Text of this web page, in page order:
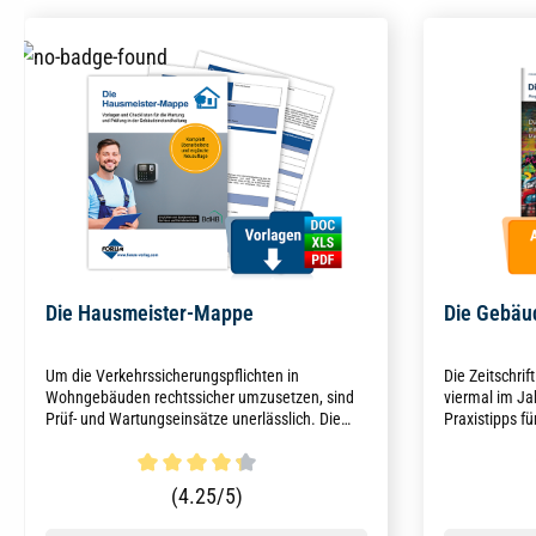
Die Hausmeister-Mappe
Um die Verkehrssicherungspflichten in
Wohngebäuden rechtssicher umzusetzen, sind
Prüf- und Wartungseinsätze unerlässlich. Die
unterstützt Sie mit Formularen und Checklisten
strukturiert bei der Umsetzung.
Durchschnittliche Bewertung von 4.3 von 5 Sternen
(4.25/5)
Die
Die
viermal im
Praxistipps
stehen
von